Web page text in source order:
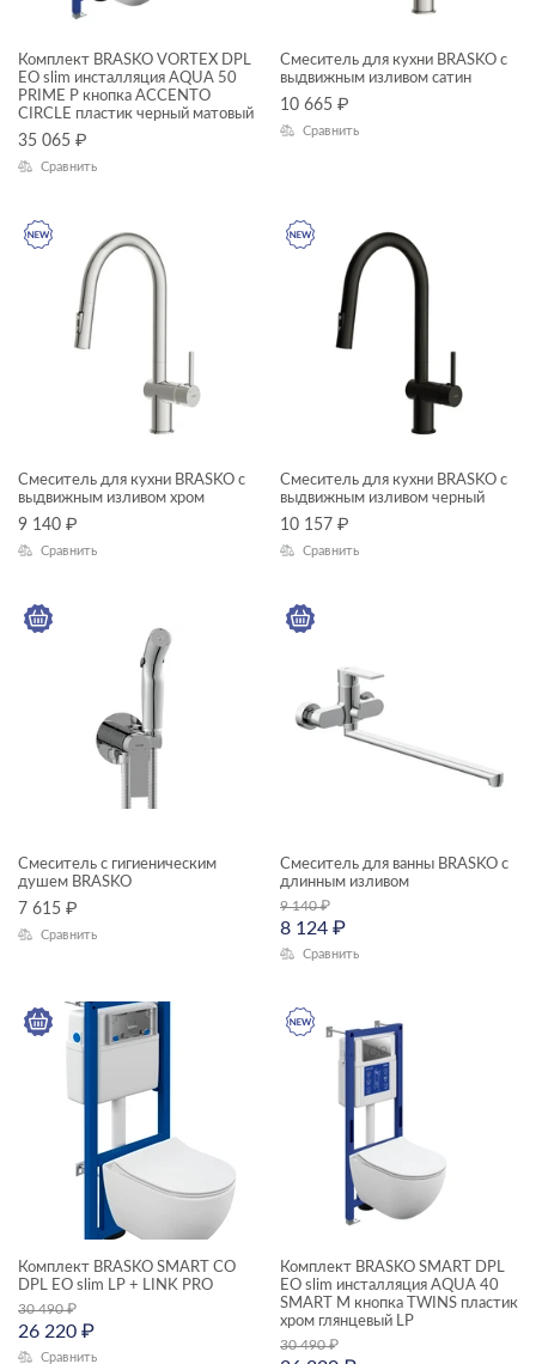
Комплект BRASKO VORTEX DPL
EO slim инсталляция AQUA 50
PRIME P кнопка ACCENTO
CIRCLE пластик черный матовый
35 065 ₽
Сравнить
Смеситель для кухни BRASKO с
выдвижным изливом сатин
10 665 ₽
Сравнить
Смеситель для кухни BRASKO с
выдвижным изливом хром
9 140 ₽
Сравнить
Смеситель для кухни BRASKO с
выдвижным изливом черный
10 157 ₽
Сравнить
Смеситель с гигиеническим
душем BRASKO
7 615 ₽
Сравнить
Смеситель для ванны BRASKO с
длинным изливом
9 140₽
8 124 ₽
Сравнить
Комплект BRASKO SMART CO
DPL EO slim LP + LINK PRO
30 490₽
26 220 ₽
Сравнить
Комплект BRASKO SMART DPL
EO slim инсталляция AQUA 40
SMART M кнопка TWINS пластик
хром глянцевый LP
30 490₽